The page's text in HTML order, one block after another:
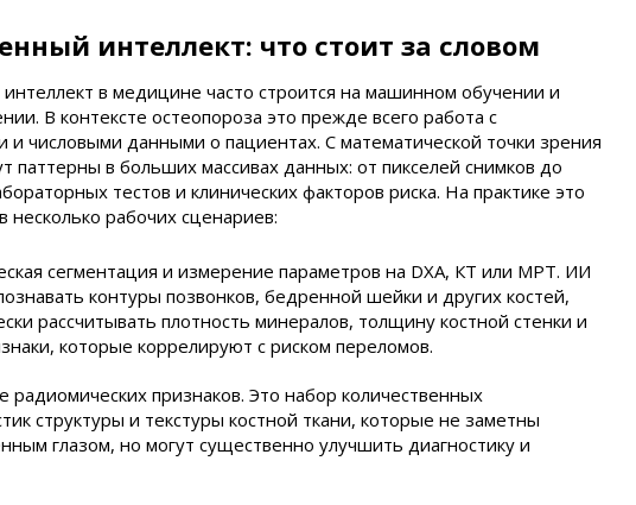
интеллект: что стоит за словом
интеллект в медицине часто строится на машинном обучении и
В контексте остеопороза это прежде всего работа с
и числовыми данными о пациентах. С математической точки зрения
паттерны в больших массивах данных: от пикселей снимков до
тестов и клинических факторов риска. На практике это
несколько рабочих сценариев:
сегментация и измерение параметров на DXA, КТ или МРТ. ИИ
контуры позвонков, бедренной шейки и других костей,
рассчитывать плотность минералов, толщину костной стенки и
которые коррелируют с риском переломов.
радиомических признаков. Это набор количественных
структуры и текстуры костной ткани, которые не заметны
глазом, но могут существенно улучшить диагностику и